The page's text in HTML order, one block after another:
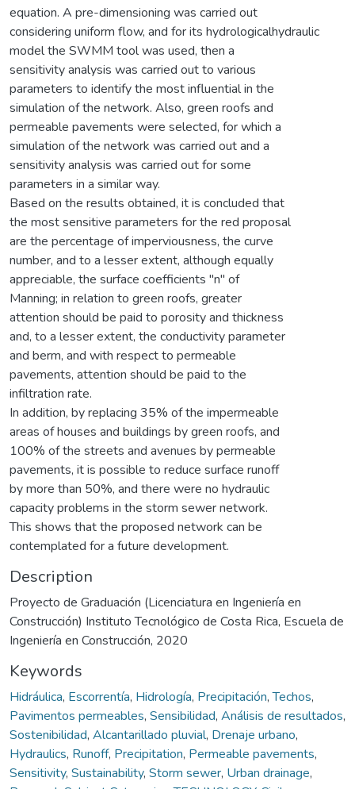
equation. A pre-dimensioning was carried out
considering uniform flow, and for its hydrologicalhydraulic
model the SWMM tool was used, then a
sensitivity analysis was carried out to various
parameters to identify the most influential in the
simulation of the network. Also, green roofs and
permeable pavements were selected, for which a
simulation of the network was carried out and a
sensitivity analysis was carried out for some
parameters in a similar way.
Based on the results obtained, it is concluded that
the most sensitive parameters for the red proposal
are the percentage of imperviousness, the curve
number, and to a lesser extent, although equally
appreciable, the surface coefficients "n" of
Manning; in relation to green roofs, greater
attention should be paid to porosity and thickness
and, to a lesser extent, the conductivity parameter
and berm, and with respect to permeable
pavements, attention should be paid to the
infiltration rate.
In addition, by replacing 35% of the impermeable
areas of houses and buildings by green roofs, and
100% of the streets and avenues by permeable
pavements, it is possible to reduce surface runoff
by more than 50%, and there were no hydraulic
capacity problems in the storm sewer network.
This shows that the proposed network can be
contemplated for a future development.
Description
Proyecto de Graduación (Licenciatura en Ingeniería en
Construcción) Instituto Tecnológico de Costa Rica, Escuela de
Ingeniería en Construcción, 2020
Keywords
Hidráulica, Escorrentía, Hidrología, Precipitación,Techos,
Pavimentos permeables, Sensibilidad, Análisis de resultados,
Sostenibilidad, Alcantarillado pluvial, Drenaje urbano,
Hydraulics, Runoff, Precipitation, Permeable pavements,
Sensitivity, Sustainability, Storm sewer, Urban drainage,